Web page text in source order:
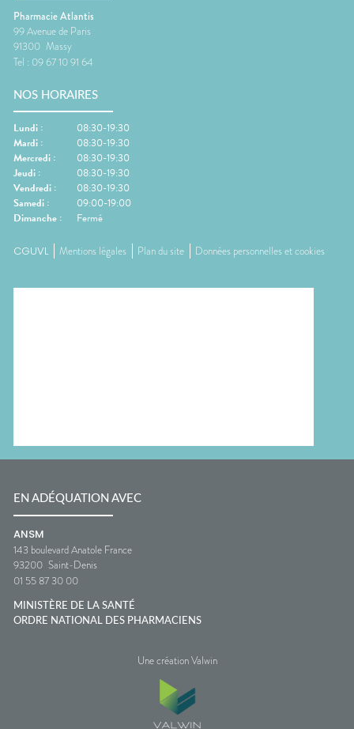
Pharmacie Atlantis
99 Avenue de Paris
91300 Massy
Tel : 09 67 10 91 64
NOS HORAIRES
Lundi :
08:30-19:30
Mardi :
08:30-19:30
Mercredi :
08:30-19:30
Jeudi :
08:30-19:30
Vendredi :
08:30-19:30
Samedi :
09:00-19:00
Dimanche : Fermé
CGUVL Mentions légales Plan du site Données personnelles et cookies
EN ADÉQUATION AVEC
ANSM
143 boulevard Anatole France
93200 Saint-Denis
01 55 87 30 00
MINISTÈRE DE LA SANTÉ
ORDRE NATIONAL DES PHARMACIENS
Une création Valwin